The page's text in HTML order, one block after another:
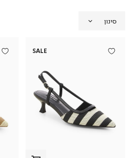
סינון
SALE